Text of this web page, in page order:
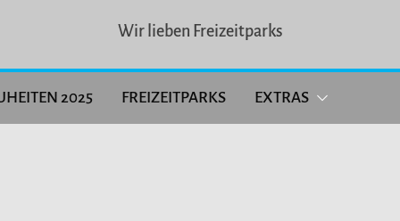
Wir lieben Freizeitparks
2025 FREIZEITPARKS EXTRAS